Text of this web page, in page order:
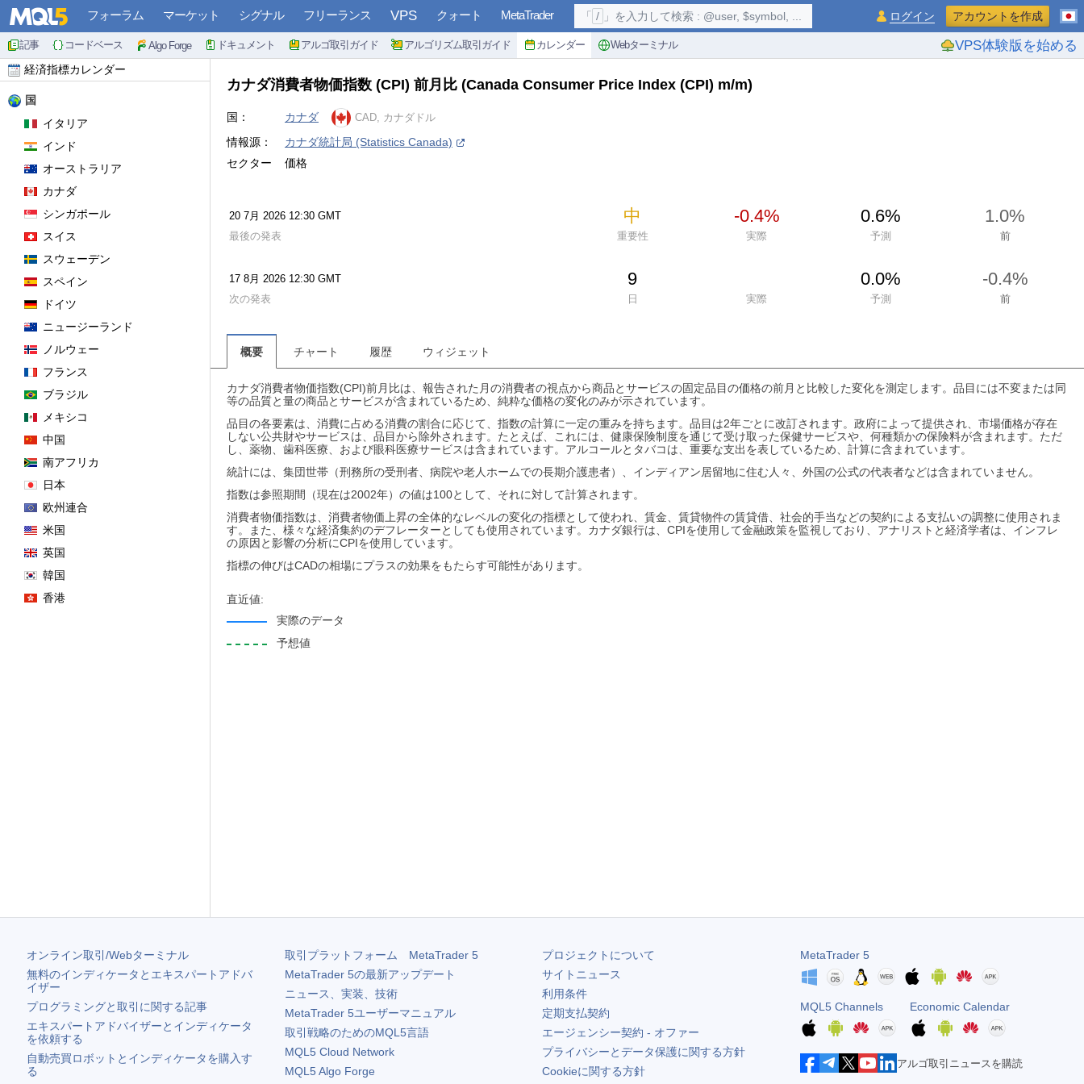
フォーラム マーケット シグナル フリーランス VPS クォート MetaTrader
記事 コードベース Algo Forge ドキュメント アルゴ取引ガイド アルゴリズム取引ガイド カレンダー Webターミナル VPS体験版を始める
「 / 」を入力して検索 : @user, $symbol, ... ログイン アカウントを作成
経済指標カレンダー
国
イタリア
インド
オーストラリア
カナダ
シンガポール
スイス
スウェーデン
スペイン
ドイツ
ニュージーランド
ノルウェー
フランス
ブラジル
メキシコ
中国
南アフリカ
日本
欧州連合
米国
英国
韓国
香港
カナダ消費者物価指数 (CPI) 前月比 (Canada Consumer Price Index (CPI) m/m)
国： カナダ CAD, カナダドル
情報源：
カナダ統計局 (Statistics Canada)
セクター
価格
20 7月 2026 12:30 GMT 中 -0.4% 0.6% 1.0%
最後の発表 重要性 実際 予測 前
17 8月 2026 12:30 GMT 9 0.0% -0.4%
次の発表 日 実際 予測 前
概要 チャート 履歴 ウィジェット
カナダ消費者物価指数(CPI)前月比は、報告された月の消費者の視点から商品とサービスの固定品目の価格の前月と比較した変化を測定します。品目には不変または同
等の品質と量の商品とサービスが含まれているため、純粋な価格の変化のみが示されています。
品目の各要素は、消費に占める消費の割合に応じて、指数の計算に一定の重みを持ちます。品目は2年ごとに改訂されます。政府によって提供され、市場価格が存在
しない公共財やサービスは、品目から除外されます。たとえば、これには、健康保険制度を通じて受け取った保健サービスや、何種類かの保険料が含まれます。ただ
し、薬物、歯科医療、および眼科医療サービスは含まれています。アルコールとタバコは、重要な支出を表しているため、計算に含まれています。
統計には、集団世帯（刑務所の受刑者、病院や老人ホームでの長期介護患者）、インディアン居留地に住む人々、外国の公式の代表者などは含まれていません。
指数は参照期間（現在は2002年）の値は100として、それに対して計算されます。
消費者物価指数は、消費者物価上昇の全体的なレベルの変化の指標として使われ、賃金、賃貸物件の賃貸借、社会的手当などの契約による支払いの調整に使用されま
す。また、様々な経済集約のデフレーターとしても使用されています。カナダ銀行は、CPIを使用して金融政策を監視しており、アナリストと経済学者は、インフレ
の原因と影響の分析にCPIを使用しています。
指標の伸びはCADの相場にプラスの効果をもたらす可能性があります。
直近値:
実際のデータ
予想値
オンライン取引/Webターミナル
無料のインディケータとエキスパートアドバ
イザー
プログラミングと取引に関する記事
エキスパートアドバイザーとインディケータ
を依頼する
自動売買ロボットとインディケータを購入す
る
取引プラットフォーム MetaTrader 5
MetaTrader 5の最新アップデート
ニュース、実装、技術
MetaTrader 5ユーザーマニュアル
取引戦略のためのMQL5言語
MQL5 Cloud Network
MQL5 Algo Forge
プロジェクトについて
サイトニュース
利用条件
定期支払契約
エージェンシー契約 - オファー
プライバシーとデータ保護に関する方針
Cookieに関する方針
MetaTrader 5
MQL5 Channels Economic Calendar
アルゴ取引ニュースを購読